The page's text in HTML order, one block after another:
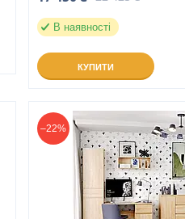
В наявності
КУПИТИ
–22%